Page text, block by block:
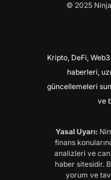
© 2025 Ninja
Kripto, DeFi,
haberleri,
güncellemeleri
ve
Yasal Uyarı:
finans
analizleri ve
haber sitesidir.
yorum ve